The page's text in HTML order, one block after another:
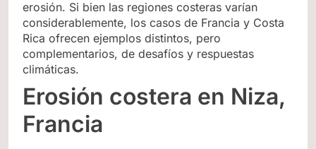
erosión. Si bien las regiones costeras varían
considerablemente, los casos de Francia y Costa
Rica ofrecen ejemplos distintos, pero
complementarios, de desafíos y respuestas
climáticas.
Erosión costera en Niza,
Francia